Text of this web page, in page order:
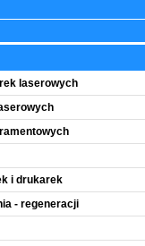
laserowych
i drukarek
- regeneracji